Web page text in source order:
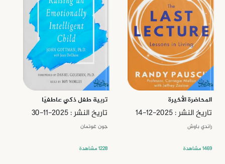
المحاضرة الأخيرة
تاريخ النشر : 2025-12-14
راندي باوش
1469 مشاهدة
تربية طفل ذكي عاطفيًا
تاريخ النشر : 2025-11-30
جون غوتمان
1228 مشاهدة